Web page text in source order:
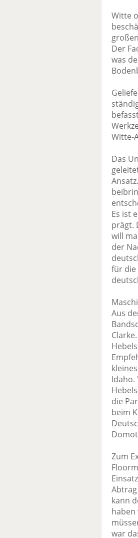
Witte
Der
was
Witte-
Das
Es ist
prägt.
will
der
für die
Aus
Idaho.
die
beim
Zum
kann
haben
war